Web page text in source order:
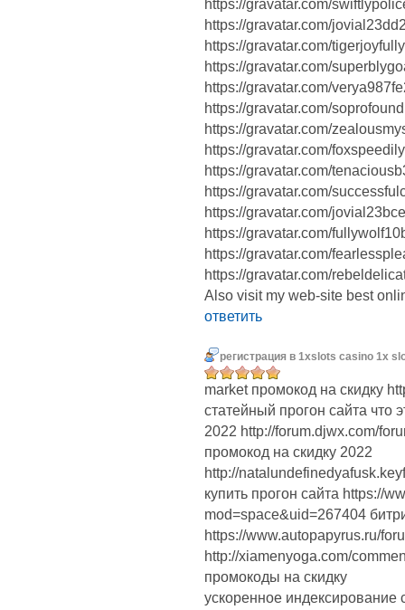
https://gravatar.com/
https://gravatar.com/
https://gravatar.com/
https://gravatar.com/
https://gravatar.com/
https://gravatar.com/
https://gravatar.com/
https://gravatar.com/
https://gravatar.com/
https://gravatar.com/
https://gravatar.com/
https://gravatar.com/
https://gravatar.com/
https://gravatar.com/
Also visit my web-site best
ответить
регистрация в 1xslots casino 1x
market промокод на скидку
статейный прогон сайта что
2022 http://forum.djwx.com/
промокод на скидку 2022
http://
купить прогон сайта https://
mod=space&uid=267404
https://www.autopapyrus.ru/
http://xiamenyoga.com/
промокоды на скидку
ускоренное индексирование